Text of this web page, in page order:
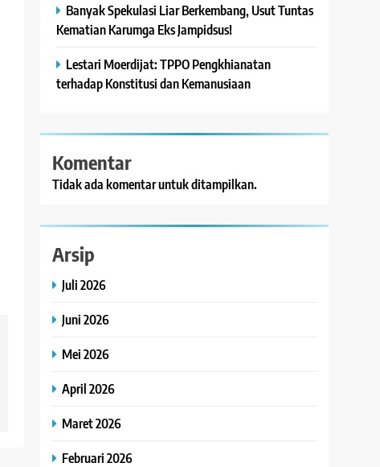
Banyak Spekulasi Liar Berkembang, Usut Tuntas
Kematian Karumga Eks Jampidsus!
Lestari Moerdijat: TPPO Pengkhianatan
terhadap Konstitusi dan Kemanusiaan
Komentar
Tidak ada komentar untuk ditampilkan.
Arsip
Juli 2026
Juni 2026
Mei 2026
April 2026
Maret 2026
Februari 2026